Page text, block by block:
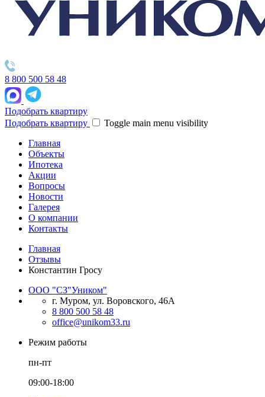
8 800 500 58 48
Подобрать квартиру
Подобрать квартиру
Toggle main menu visibility
Главная
Объекты
Ипотека
Акции
Вопросы
Новости
Галерея
О компании
Контакты
Главная
Отзывы
Константин Гросу
ООО "СЗ"Уником"
г. Муром, ул. Воровского, 46А
8 800 500 58 48
office@unikom33.ru
Режим работы
пн-пт
09:00-18:00